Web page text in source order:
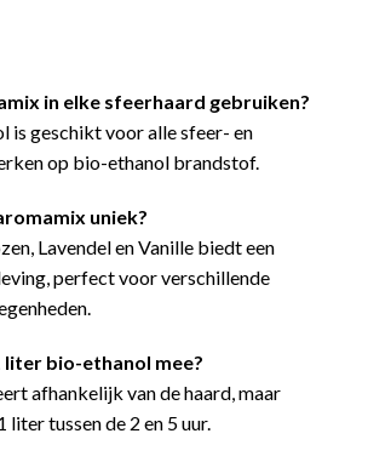
in elke sfeerhaard gebruiken?
is geschikt voor alle sfeer- en
op bio-ethanol brandstof.
uniek?
Lavendel en Vanille biedt een
perfect voor verschillende
liter bio-ethanol mee?
afhankelijk van de haard, maar
tussen de 2 en 5 uur.